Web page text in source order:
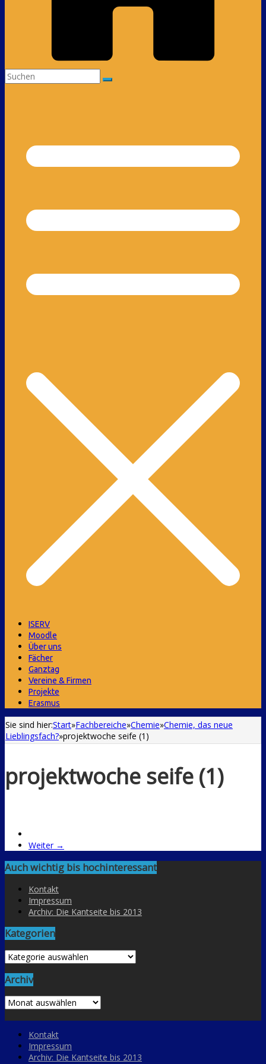
ISERV
Moodle
Über uns
Fächer
Ganztag
Vereine & Firmen
Projekte
Erasmus
Sie sind hier:Start»Fachbereiche»Chemie»Chemie, das neue
Lieblingsfach?»projektwoche seife (1)
projektwoche seife (1)
Weiter →
Auch wichtig bis hochinteressant
Kontakt
Impressum
Archiv: Die Kantseite bis 2013
Kategorien
Kategorien
Archiv
Archiv
Kontakt
Impressum
Archiv: Die Kantseite bis 2013